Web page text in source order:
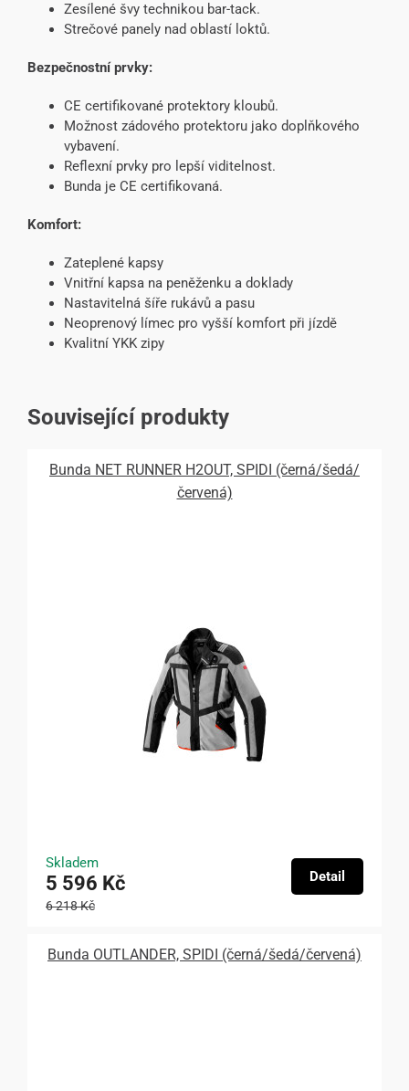
Zesílené švy technikou bar-tack.
Strečové panely nad oblastí loktů.
Bezpečnostní prvky:
CE certifikované protektory kloubů.
Možnost zádového protektoru jako doplňkového
vybavení.
Reflexní prvky pro lepší viditelnost.
Bunda je CE certifikovaná.
Komfort:
Zateplené kapsy
Vnitřní kapsa na peněženku a doklady
Nastavitelná šíře rukávů a pasu
Neoprenový límec pro vyšší komfort při jízdě
Kvalitní YKK zipy
Související produkty
Bunda NET RUNNER H2OUT, SPIDI (černá/šedá/
červená)
Skladem
5 596 Kč
6 218 Kč
Detail
Bunda OUTLANDER, SPIDI (černá/šedá/červená)